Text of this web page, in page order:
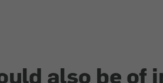
also be of